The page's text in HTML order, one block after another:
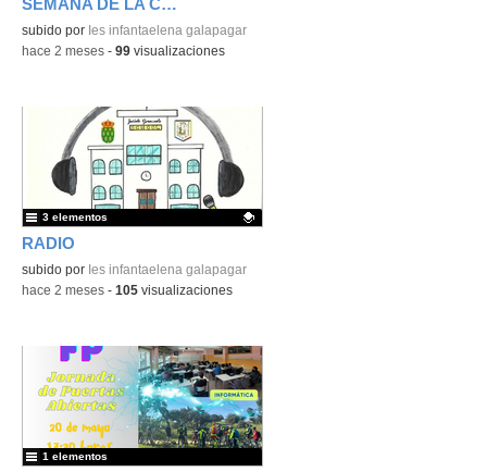
SEMANA DE LA CIENCIA
subido por Ies infantaelena galapagar
-hace 2 meses - 99 visualizaciones
RADIO
Contenido educativo.
subido por Ies infantaelena galapagar
3 elementos
-hace 2 meses - 105 visualizaciones
1 elementos